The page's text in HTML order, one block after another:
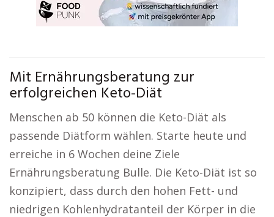
Mit Ernährungsberatung zur
erfolgreichen Keto-Diät
Menschen ab 50 können die Keto-Diät als
passende Diätform wählen. Starte heute und
erreiche in 6 Wochen deine Ziele
Ernährungsberatung Bulle. Die Keto-Diät ist so
konzipiert, dass durch den hohen Fett- und
niedrigen Kohlenhydratanteil der Körper in die